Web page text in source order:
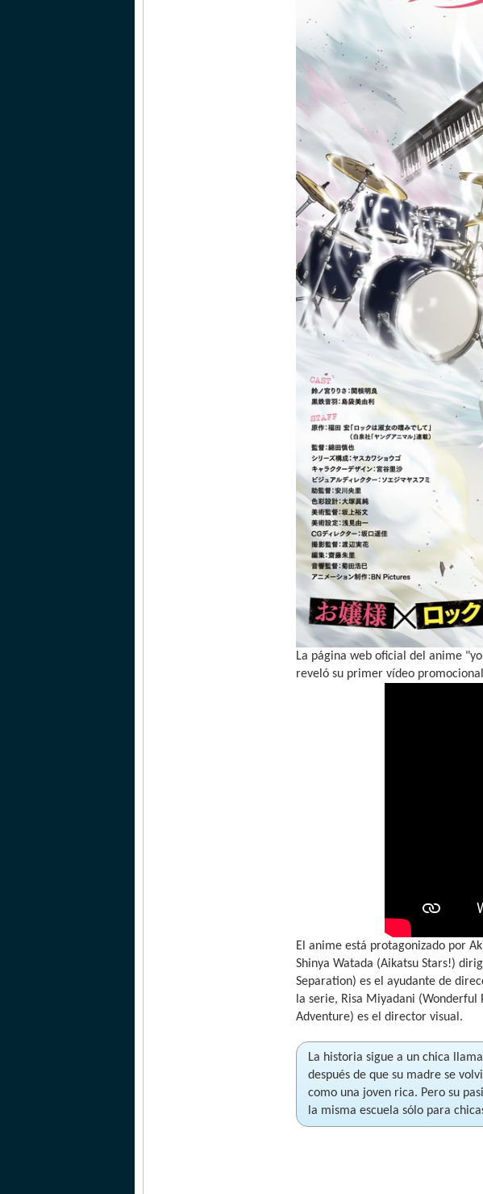
La página web oficial del anime
reveló su primer vídeo
El anime está protagonizado por
Shinya Watada (Aikatsu Stars!)
Separation) es el ayudante de
la serie, Risa Miyadani (Wonderful
Adventure) es el director visual.
La historia sigue a un chica
después de que su madre se
como una joven rica. Pero su
la misma escuela sólo para